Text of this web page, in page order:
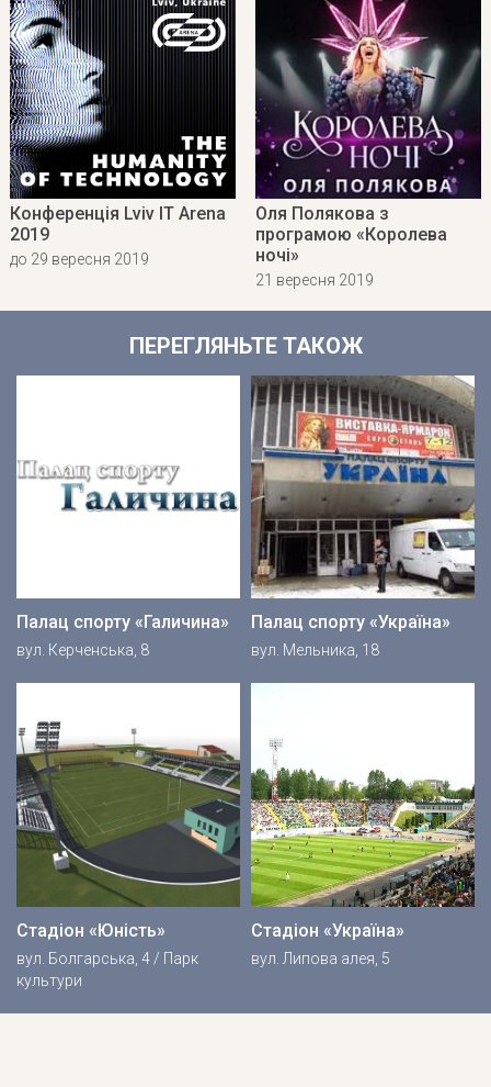
Конференція Lviv IT Arena
2019
до 29 вересня 2019
Оля Полякова з
програмою «Королева
ночі»
21 вересня 2019
ПЕРЕГЛЯНЬТЕ ТАКОЖ
Палац спорту «Галичина»
вул. Керченська, 8
Палац спорту «Україна»
вул. Мельника, 18
Стадіон «Юність»
вул. Болгарська, 4 / Парк
культури
Стадіон «Україна»
вул. Липова алея, 5